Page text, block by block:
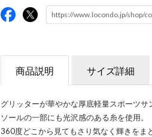
商品説明 サイズ詳細
グリッターが華やかな厚底軽量スポーツサ
ソールの一部にも光沢感のある糸を使用。
360度どこから見てもさり気なく輝きをま